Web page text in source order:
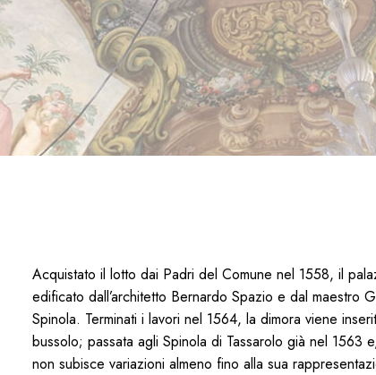
Acquistato il lotto dai Padri del Comune nel 1558, il
edificato dall’architetto Bernardo Spazio e dal maestro
Spinola. Terminati i lavori nel 1564, la dimora viene
bussolo; passata agli Spinola di Tassarolo già nel
non subisce variazioni almeno fino alla sua